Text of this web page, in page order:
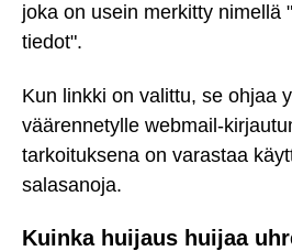
joka on usein merkitty nimellä
tiedot".
Kun linkki on valittu, se ohjaa
väärennetylle webmail-
tarkoituksena on varastaa
salasanoja.
Kuinka huijaus huijaa